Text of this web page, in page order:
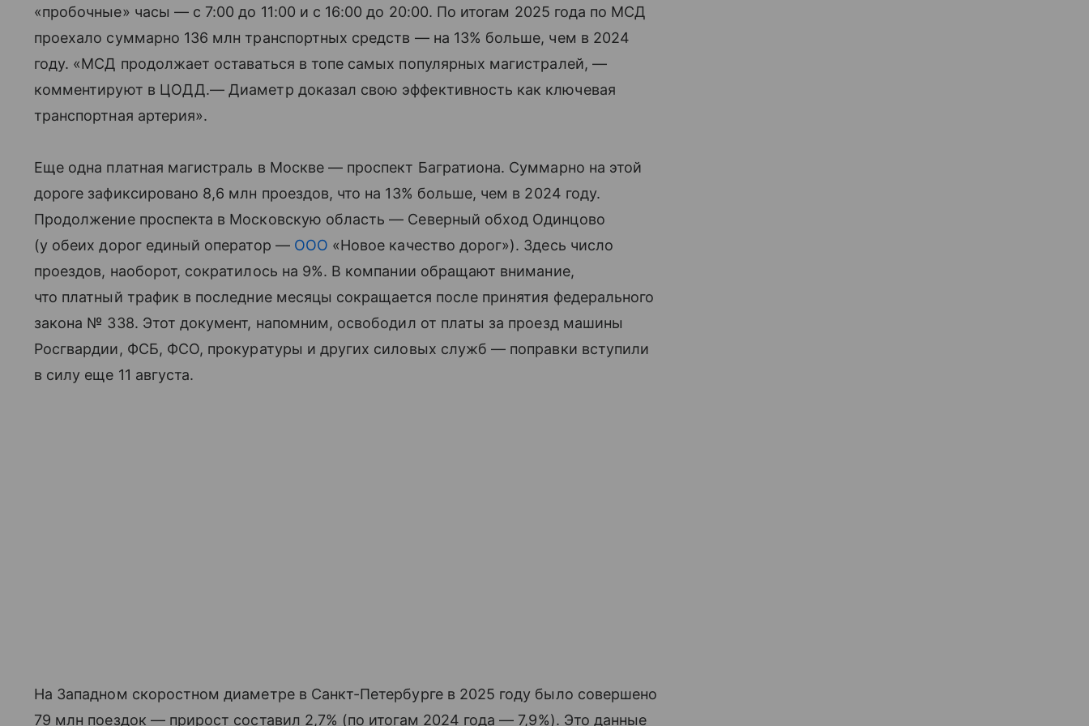
«пробочные» часы — с 7:00 до 11:00 и с 16:00 до 20:00. По итогам 2025 года по МСД
проехало суммарно 136 млн транспортных средств — на 13% больше, чем в 2024
году. «МСД продолжает оставаться в топе самых популярных магистралей, —
комментируют в ЦОДД.— Диаметр доказал свою эффективность как ключевая
транспортная артерия».
Еще одна платная магистраль в Москве — проспект Багратиона. Суммарно на этой
дороге зафиксировано 8,6 млн проездов, что на 13% больше, чем в 2024 году.
Продолжение проспекта в Московскую область — Северный обход Одинцово
(у обеих дорог единый оператор — ООО «Новое качество дорог»). Здесь число
проездов, наоборот, сократилось на 9%. В компании обращают внимание,
что платный трафик в последние месяцы сокращается после принятия федерального
закона № 338. Этот документ, напомним, освободил от платы за проезд машины
Росгвардии, ФСБ, ФСО, прокуратуры и других силовых служб — поправки вступили
в силу еще 11 августа.
На Западном скоростном диаметре в Санкт-Петербурге в 2025 году было совершено
79 млн поездок — прирост составил 2,7% (по итогам 2024 года — 7,9%). Это данные